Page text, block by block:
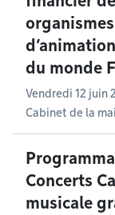
du monde
Vendredi 12 juin
Cabinet de la
Concerts
musicale